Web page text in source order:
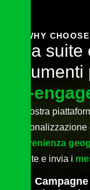
WHY
a suite
umenti
-engag
La nostra
provenienza
cliente e invia i